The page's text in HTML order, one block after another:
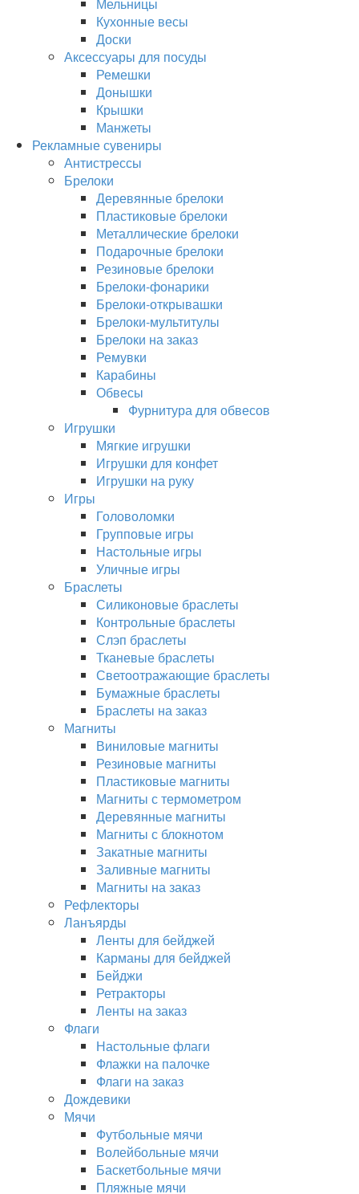
Кухонные весы
Доски
Аксессуары для посуды
Ремешки
Донышки
Крышки
Манжеты
Рекламные сувениры
Антистрессы
Брелоки
Деревянные брелоки
Пластиковые брелоки
Металлические брелоки
Подарочные брелоки
Резиновые брелоки
Брелоки-фонарики
Брелоки-открывашки
Брелоки-мультитулы
Брелоки на заказ
Ремувки
Карабины
Обвесы
Фурнитура для обвесов
Игрушки
Мягкие игрушки
Игрушки для конфет
Игрушки на руку
Игры
Головоломки
Групповые игры
Настольные игры
Уличные игры
Браслеты
Силиконовые браслеты
Контрольные браслеты
Слэп браслеты
Тканевые браслеты
Светоотражающие браслеты
Бумажные браслеты
Браслеты на заказ
Магниты
Виниловые магниты
Резиновые магниты
Пластиковые магниты
Магниты с термометром
Деревянные магниты
Магниты с блокнотом
Закатные магниты
Заливные магниты
Магниты на заказ
Рефлекторы
Ланъярды
Ленты для бейджей
Карманы для бейджей
Бейджи
Ретракторы
Ленты на заказ
Флаги
Настольные флаги
Флажки на палочке
Флаги на заказ
Дождевики
Мячи
Футбольные мячи
Волейбольные мячи
Баскетбольные мячи
Пляжные мячи